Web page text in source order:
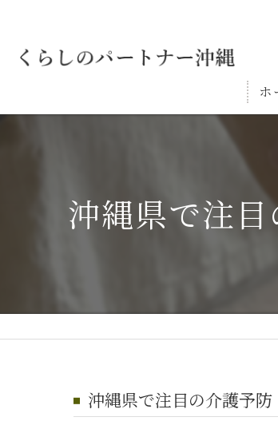
ホ
沖縄県で注
沖縄県で注目の介護予